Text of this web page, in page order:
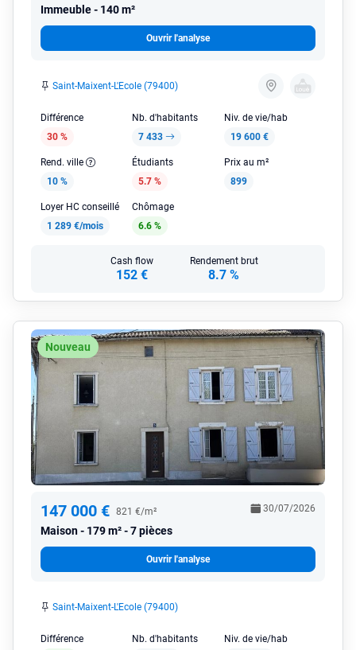
Immeuble 140 m²
Ouvrir l'analyse
Saint-Maixent-L'Ecole (79400)
Différence
30 %
Nb. d'habitants
7 433
Niv. de vie/hab
19 600 €
Rend. ville
10 %
Étudiants
5.7 %
Prix au m²
899
Loyer HC conseillé
1 289 €/mois
Chômage
6.6 %
Cash flow
152 €
Rendement brut
8.7 %
Nouveau
147 000 € 821 €/m²
Maison 179 m² - 7 pièces
30/07/2026
Ouvrir l'analyse
Saint-Maixent-L'Ecole (79400)
Différence Nb. d'habitants Niv. de vie/hab